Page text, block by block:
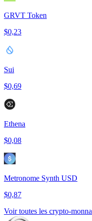
GRVT Token
$0,23
Sui
$0,69
Ethena
$0,08
Metronome Synth USD
$0,87
Voir toutes les crypto-